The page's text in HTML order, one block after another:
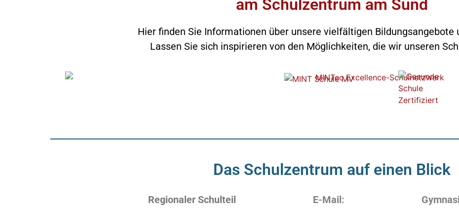
am Schulzentrum am Sund
Hier finden Sie Informationen über unsere vielfältigen Bildungsangebote
Lassen Sie sich inspirieren von den Möglichkeiten, die wir unseren
Das Schulzentrum auf einen Blick
Regionaler Schulteil
E-Mail: